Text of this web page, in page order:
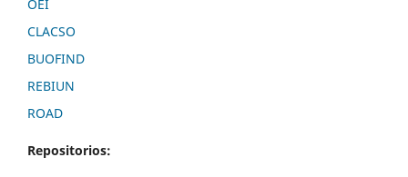
OEI
CLACSO
BUOFIND
REBIUN
ROAD
Repositorios: